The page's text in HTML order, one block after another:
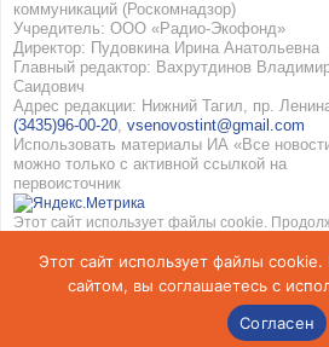
коммуникаций (Роскомнадзор)
Учредитель: ООО «Радио-Экофонд»
Директор: Пудовкина Ирина Анатольевна
Главный редактор: Вахрутдинов
Саидович
Адрес редакции: Нижний Тагил, пр.
(3435)96-00-20, vsenovostint@gmail.com
Использовать материалы ИА «Все
можно только с активной ссылкой на
первоисточник
Этот сайт использует файлы cookie.
использованием cookie. Подробнее в
конфиденциальностииСоглашение об
персональных данных
Этот сайт использует файлы
сайтом, вы соглашаетесь с
Согласен